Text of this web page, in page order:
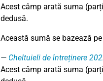
Acest câmp arată suma
dedusă.
Această sumă se bazează
Cheltuieli de întreținere
Acest câmp arată suma